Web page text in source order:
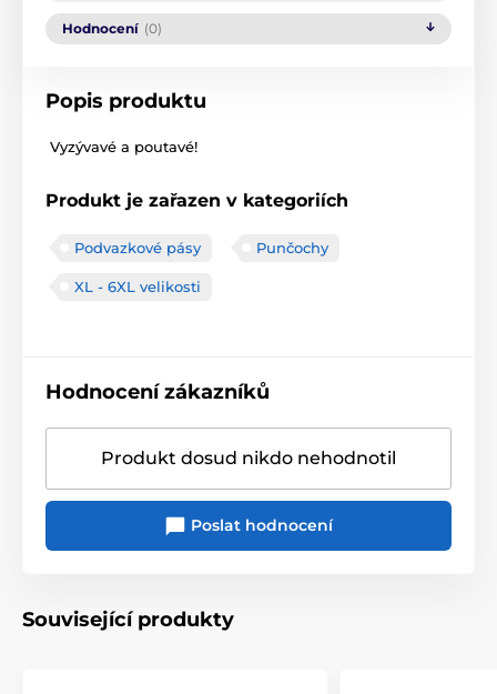
Hodnocení (0)
Popis produktu
Vyzývavé a poutavé!
Produkt je zařazen v kategoriích
Podvazkové pásy Punčochy
XL - 6XL velikosti
Hodnocení zákazníků
Produkt dosud nikdo nehodnotil
Poslat hodnocení
Související produkty